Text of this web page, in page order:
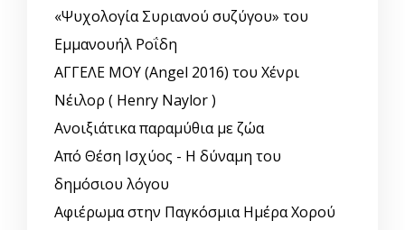
«Ψυχολογία Συριανού συζύγου» του
Εμμανουήλ Ροΐδη
ΑΓΓΕΛΕ ΜΟΥ (Angel 2016) του Χένρι
Νέιλορ ( Henry Naylor )
Ανοιξιάτικα παραμύθια με ζώα
Από Θέση Ισχύος - Η δύναμη του
δημόσιου λόγου
Αφιέρωμα στην Παγκόσμια Ημέρα Χορού